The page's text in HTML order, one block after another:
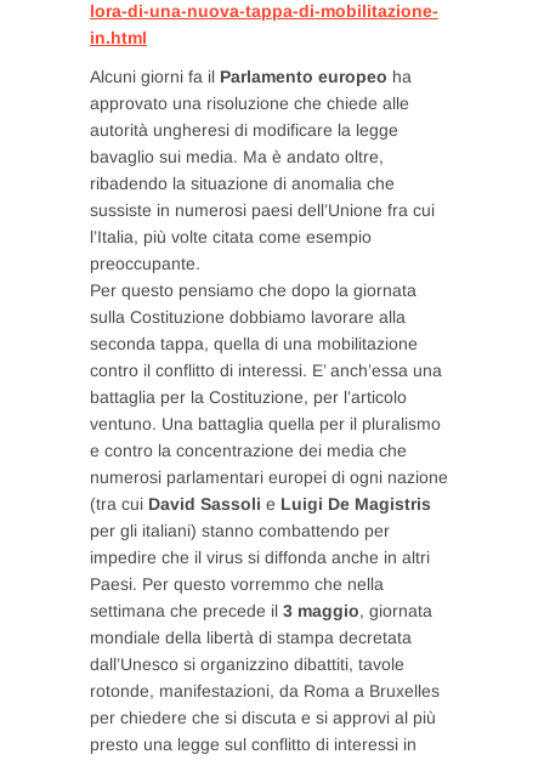
lora-di-una-nuova-tappa-di-mobilitazione-
in.html
Alcuni giorni fa il Parlamento europeo ha
approvato una risoluzione che chiede alle
autorità ungheresi di modificare la legge
bavaglio sui media. Ma è andato oltre,
ribadendo la situazione di anomalia che
sussiste in numerosi paesi dell’Unione fra cui
l’Italia, più volte citata come esempio
preoccupante.
Per questo pensiamo che dopo la giornata
sulla Costituzione dobbiamo lavorare alla
seconda tappa, quella di una mobilitazione
contro il conflitto di interessi. E’ anch’essa una
battaglia per la Costituzione, per l’articolo
ventuno. Una battaglia quella per il pluralismo
e contro la concentrazione dei media che
numerosi parlamentari europei di ogni nazione
(tra cui David Sassoli e Luigi De Magistris
per gli italiani) stanno combattendo per
impedire che il virus si diffonda anche in altri
Paesi. Per questo vorremmo che nella
settimana che precede il 3 maggio, giornata
mondiale della libertà di stampa decretata
dall’Unesco si organizzino dibattiti, tavole
rotonde, manifestazioni, da Roma a Bruxelles
per chiedere che si discuta e si approvi al più
presto una legge sul conflitto di interessi in